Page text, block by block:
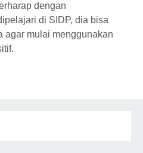
dengan
di SIDP, dia bisa
agar mulai menggunakan